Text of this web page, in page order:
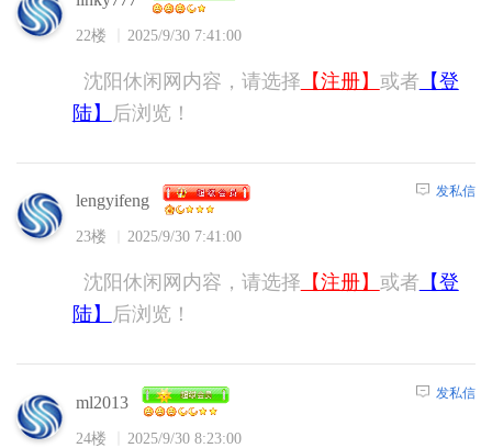
22楼 2025/9/30 7:41:00
沈阳休闲网内容，请选择 【注册】 或者 【登
陆】
后浏览！
lengyifeng
23楼 2025/9/30 7:41:00
发私信
沈阳休闲网内容，请选择 【注册】 或者 【登
陆】
后浏览！
ml2013
24楼 2025/9/30 8:23:00
发私信